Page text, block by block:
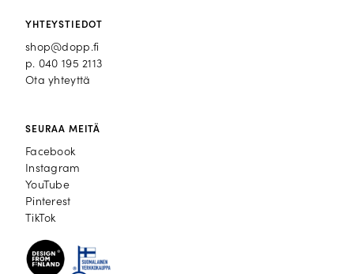
YHTEYSTIEDOT
shop@dopp.fi
p. 040 195 2113
Ota yhteyttä
SEURAA MEITÄ
Facebook
Facebook
Instagram
Instagram
YouTube
YouTube
Pinterest
Pinterest
TikTok
TikTok